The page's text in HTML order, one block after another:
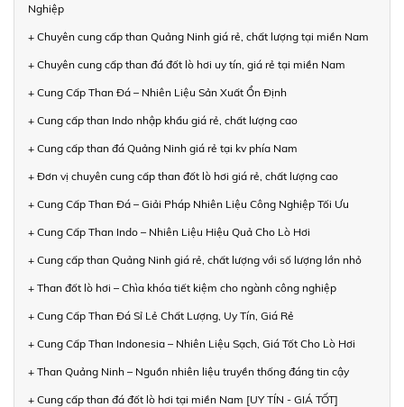
Nghiệp
+ Chuyên cung cấp than Quảng Ninh giá rẻ, chất lượng tại miền Nam
+ Chuyên cung cấp than đá đốt lò hơi uy tín, giá rẻ tại miền Nam
+ Cung Cấp Than Đá – Nhiên Liệu Sản Xuất Ổn Định
+ Cung cấp than Indo nhập khẩu giá rẻ, chất lượng cao
+ Cung cấp than đá Quảng Ninh giá rẻ tại kv phía Nam
+ Đơn vị chuyên cung cấp than đốt lò hơi giá rẻ, chất lượng cao
+ Cung Cấp Than Đá – Giải Pháp Nhiên Liệu Công Nghiệp Tối Ưu
+ Cung Cấp Than Indo – Nhiên Liệu Hiệu Quả Cho Lò Hơi
+ Cung cấp than Quảng Ninh giá rẻ, chất lượng với số lượng lớn nhỏ
+ Than đốt lò hơi – Chìa khóa tiết kiệm cho ngành công nghiệp
+ Cung Cấp Than Đá Sỉ Lẻ Chất Lượng, Uy Tín, Giá Rẻ
+ Cung Cấp Than Indonesia – Nhiên Liệu Sạch, Giá Tốt Cho Lò Hơi
+ Than Quảng Ninh – Nguồn nhiên liệu truyền thống đáng tin cậy
+ Cung cấp than đá đốt lò hơi tại miền Nam [UY TÍN - GIÁ TỐT]